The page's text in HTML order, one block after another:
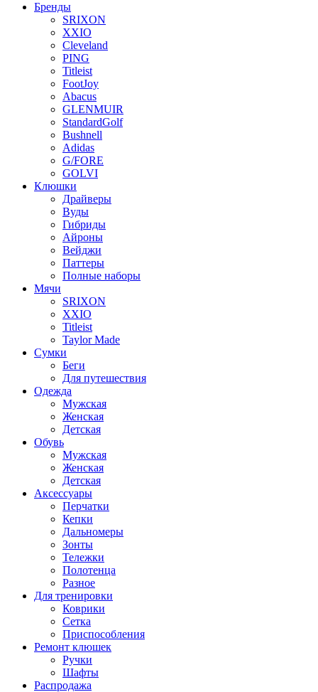
Бренды
SRIXON
XXIO
Cleveland
PING
Titleist
FootJoy
Abacus
GLENMUIR
StandardGolf
Bushnell
Adidas
G/FORE
GOLVI
Клюшки
Драйверы
Вуды
Гибриды
Айроны
Вейджи
Паттеры
Полные наборы
Мячи
SRIXON
XXIO
Titleist
Taylor Made
Сумки
Беги
Для путешествия
Одежда
Мужская
Женская
Детская
Обувь
Мужская
Женская
Детская
Аксессуары
Перчатки
Кепки
Дальномеры
Зонты
Тележки
Полотенца
Разное
Для тренировки
Коврики
Сетка
Приспособления
Ремонт клюшек
Ручки
Шафты
Распродажа